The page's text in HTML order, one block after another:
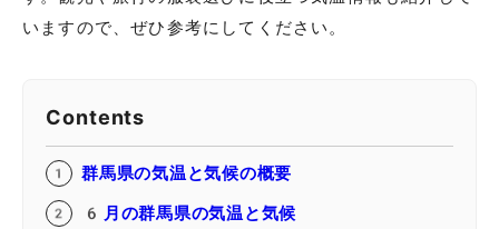
いますので、ぜひ参考にしてください。
Contents
群馬県の気温と気候の概要
6月の群馬県の気温と気候